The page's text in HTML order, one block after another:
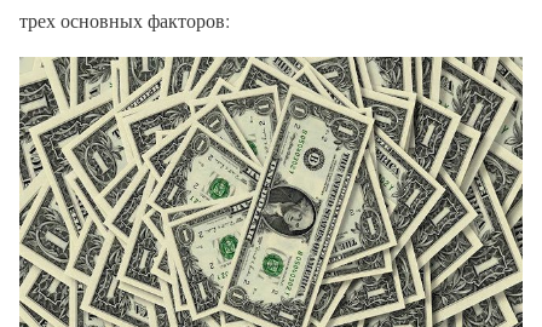
трех основных факторов: